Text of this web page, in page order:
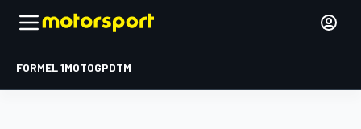
FORMEL 1MOTOGPDTM